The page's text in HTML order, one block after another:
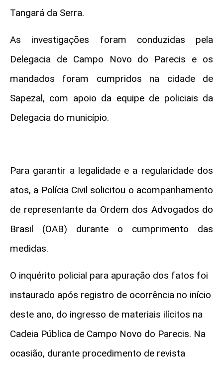
Tangará da Serra.
As investigações foram conduzidas pela
Delegacia de Campo Novo do Parecis e os
mandados foram cumpridos na cidade de
Sapezal, com apoio da equipe de policiais da
Delegacia do município.
Para garantir a legalidade e a regularidade dos
atos, a Polícia Civil solicitou o acompanhamento
de representante da Ordem dos Advogados do
Brasil (OAB) durante o cumprimento das
medidas.
O inquérito policial para apuração dos fatos foi
instaurado após registro de ocorrência no início
deste ano, do ingresso de materiais ilícitos na
Cadeia Pública de Campo Novo do Parecis. Na
ocasião, durante procedimento de revista